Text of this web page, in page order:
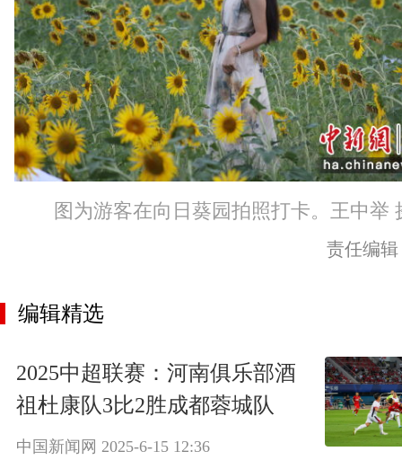
图为游客在向日葵园拍照打卡。王中举
责任编
编辑精选
2025中超联赛：河南俱乐部酒
祖杜康队3比2胜成都蓉城队
中国新闻网 2025-6-15 12:36